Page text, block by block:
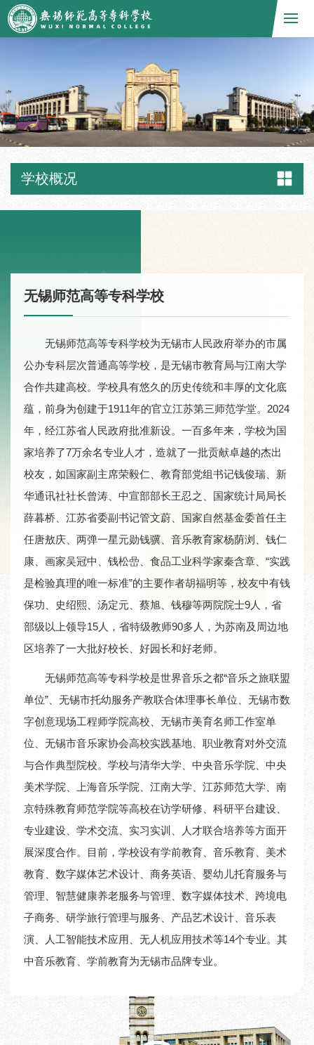
学校概况
无锡师范高等专科学校
无锡师范高等专科学校为无锡市人民政府举办的市属
公办专科层次普通高等学校，是无锡市教育局与江南大学
合作共建高校。学校具有悠久的历史传统和丰厚的文化底
蕴，前身为创建于1911年的官立江苏第三师范学堂。2024
年，经江苏省人民政府批准新设。一百多年来，学校为国
家培养了7万余名专业人才，造就了一批贡献卓越的杰出
校友，如国家副主席荣毅仁、教育部党组书记钱俊瑞、新
华通讯社社长曾涛、中宣部部长王忍之、国家统计局局长
薛暮桥、江苏省委副书记管文蔚、国家自然基金委首任主
任唐敖庆、两弹一星元勋钱骥、音乐教育家杨荫浏、钱仁
康、画家吴冠中、钱松嵒、食品工业科学家秦含章、“实践
是检验真理的唯一标准”的主要作者胡福明等，校友中有钱
保功、史绍熙、汤定元、蔡旭、钱穆等两院院士9人，省
部级以上领导15人，省特级教师90多人，为苏南及周边地
区培养了一大批好校长、好园长和好老师。
无锡师范高等专科学校是世界音乐之都“音乐之旅联盟
单位”、无锡市托幼服务产教联合体理事长单位、无锡市数
字创意现场工程师学院高校、无锡市美育名师工作室单
位、无锡市音乐家协会高校实践基地、职业教育对外交流
与合作典型院校。学校与清华大学、中央音乐学院、中央
美术学院、上海音乐学院、江南大学、江苏师范大学、南
京特殊教育师范学院等高校在访学研修、科研平台建设、
专业建设、学术交流、实习实训、人才联合培养等方面开
展深度合作。目前，学校设有学前教育、音乐教育、美术
教育、数字媒体艺术设计、商务英语、婴幼儿托育服务与
管理、智慧健康养老服务与管理、数字媒体技术、跨境电
子商务、研学旅行管理与服务、产品艺术设计、音乐表
演、人工智能技术应用、无人机应用技术等14个专业。其
中音乐教育、学前教育为无锡市品牌专业。